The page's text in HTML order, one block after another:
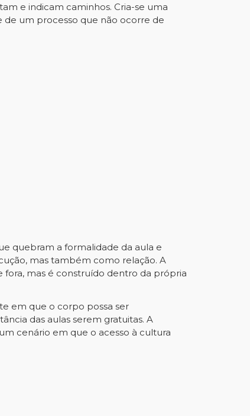
e indicam caminhos. Cria-se uma
de um processo que não ocorre de
quebram a formalidade da aula e
mas também como relação. A
fora, mas é construído dentro da própria
em que o corpo possa ser
das aulas serem gratuitas. A
cenário em que o acesso à cultura